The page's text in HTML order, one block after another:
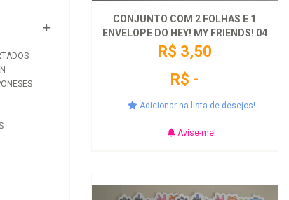
CONJUNTO COM 2 FOLHAS E 1
ENVELOPE DO HEY! MY FRIENDS! 04
R$ 3,50
R$ -
Adicionar na lista de desejos!
Avise-me!